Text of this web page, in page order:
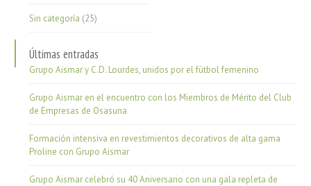
Sin categoría (25)
Últimas entradas
Grupo Aismar y C.D. Lourdes, unidos por el fútbol femenino
Grupo Aismar en el encuentro con los Miembros de Mérito del Club
de Empresas de Osasuna
Formación intensiva en revestimientos decorativos de alta gama
Proline con Grupo Aismar
Grupo Aismar celebró su 40 Aniversario con una gala repleta de